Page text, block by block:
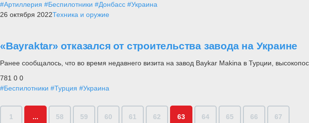
#Артиллерия #Беспилотники #Донбасс #Украина
26 октября 2022Техника и оружие
«Bayraktar» отказался от строительства завода на Украине
Ранее сообщалось, что во время недавнего визита на завод Baykar Makina в Турции,
781 0 0
#Беспилотники #Турция #Украина
1 ... 58 59 60 61 62 63 64 65 66 67